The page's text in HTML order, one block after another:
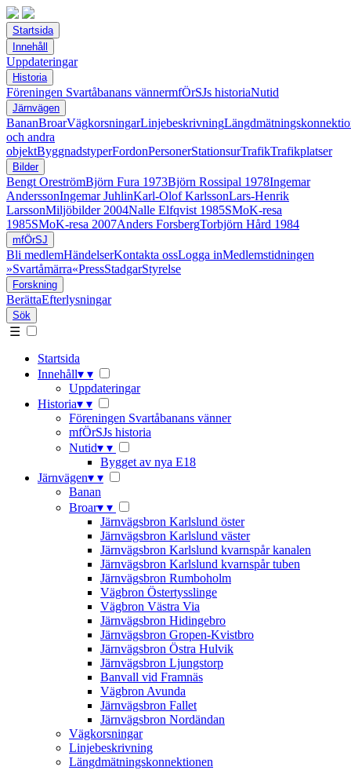
Startsida
Innehåll
Uppdateringar
Historia
Föreningen Svartåbanans vännermfÖrSJs historiaNutid
Järnvägen
BananBroarVägkorsningarLinjebeskrivning
och andra
objektByggnadstyperFordonPersonerStationsurTrafikTrafikplatser
Bilder
Bengt OreströmBjörn Fura 1973Björn Rossipal 1978Ingemar
AnderssonIngemar JuhlinKarl-Olof KarlssonLars-Henrik
LarssonMiljöbilder 2004Nalle Elfqvist 1985SMoK-resa
1985SMoK-resa 2007Anders ForsbergTorbjörn Hård 1984
mfÖrSJ
Bli medlemHändelserKontakta ossLogga inMedlemstidningen
»Svartåmärra«PressStadgarStyrelse
Forskning
BerättaEfterlysningar
Sök
☰
Startsida
Innehåll▾ ▾
Uppdateringar
Historia▾ ▾
Föreningen Svartåbanans vänner
mfÖrSJs historia
Nutid▾ ▾
Bygget av nya E18
Järnvägen▾ ▾
Banan
Broar▾ ▾
Järnvägsbron Karlslund öster
Järnvägsbron Karlslund väster
Järnvägsbron Karlslund kvarnspår kanalen
Järnvägsbron Karlslund kvarnspår tuben
Järnvägsbron Rumboholm
Vägbron Östertysslinge
Vägbron Västra Via
Järnvägsbron Hidingebro
Järnvägsbron Gropen-Kvistbro
Järnvägsbron Östra Hulvik
Järnvägsbron Ljungstorp
Banvall vid Framnäs
Vägbron Avunda
Järnvägsbron Fallet
Järnvägsbron Nordändan
Vägkorsningar
Linjebeskrivning
Längdmätningskonnektionen